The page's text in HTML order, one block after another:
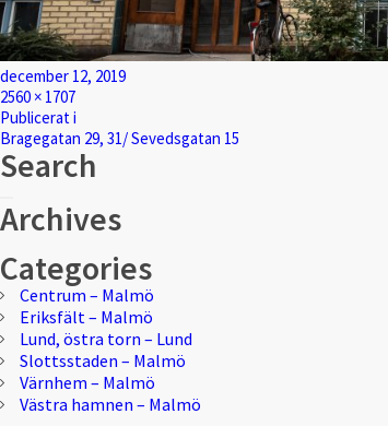
Postat
december 12, 2019
Full
storlek
2560 × 1707
Inläggsnavigering
Publicerat i
Bragegatan 29, 31/ Sevedsgatan 15
Search
efter:
Sök
Archives
Categories
Centrum – Malmö
Eriksfält – Malmö
Lund, östra torn – Lund
Slottsstaden – Malmö
Värnhem – Malmö
Västra hamnen – Malmö